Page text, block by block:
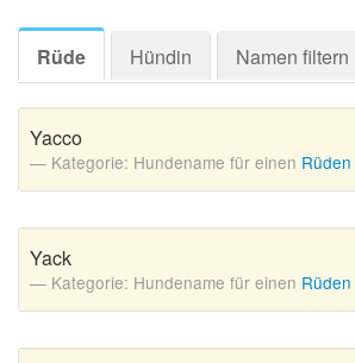
Lustige Hundenamen
Süße Hundenamen
Hundenamen von A-Z:
J
S
T U V W X
Rüde Hündin Namen filtern
Yacco
Kategorie: Hundename für einen Rüden
Yack
Kategorie: Hundename für einen Rüden